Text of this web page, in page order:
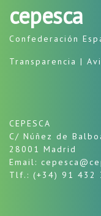
cepesca
Confederación
Transparencia |
CEPESCA
C/ Núñez de
28001 Madrid
Email:
Tlf.: (+34) 91 432